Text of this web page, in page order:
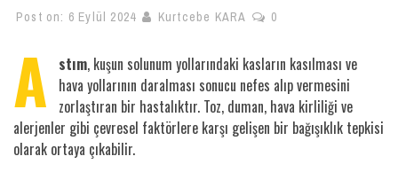
Post on: 6 Eylül 2024 Kurtcebe KARA 0
A stım, kuşun solunum yollarındaki kasların kasılması ve
hava yollarının daralması sonucu nefes alıp vermesini
zorlaştıran bir hastalıktır. Toz, duman, hava kirliliği ve
alerjenler gibi çevresel faktörlere karşı gelişen bir bağışıklık tepkisi
olarak ortaya çıkabilir.